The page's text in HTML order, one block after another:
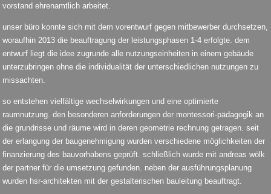
vorstand ehrenamtlich arbeitet.
unser büro konnte sich mit dem vorentwurf gegen mitbewerber durchsetzen,
woraufhin 2013 die beauftragung der leistungsphasen 1-4 erfolgte. dem
entwurf liegt die idee zugrunde alle nutzungseinheiten in einem gebäude
unterzubringen ohne die individualität der unterschiedlichen nutzungen zu
missachten.
so entstehen vielfältige wechselwirkungen und eine optimierte
raumnutzung. den besonderen anforderungen der montessori-pädagogik an
die grundrisse und räume wird in deren geometrie rechnung getragen. seit
der erlangung der baugenehmigung wurden verschiedene möglichkeiten der
finanzierung des bauvorhabens geprüft. schließlich wurde mit andreas wölk
der partner für die umsetzung gefunden. neben der ausführungsplanung
wurden hsr-architekten mit der gestalterischen bauleitung beauftragt.